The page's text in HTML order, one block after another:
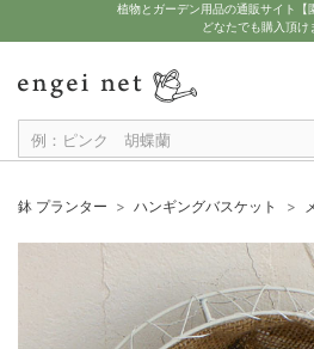
植物とガーデン用品の通販サイト
どなたでも購入頂け
鉢 プランター ハンギングバスケット
11月中下旬予約
グッズ・資材
メッシ
グッズ・資材
メッシ
グッズ・資材 メッシ